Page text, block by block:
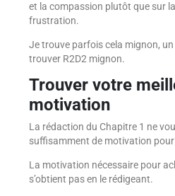
et la compassion plutôt que sur
frustration.
Je trouve parfois cela mignon,
trouver R2D2 mignon.
Trouver votre
motivation
La rédaction du Chapitre 1 ne
suffisamment de motivation pour
La motivation nécessaire pour
s’obtient pas en le rédigeant.